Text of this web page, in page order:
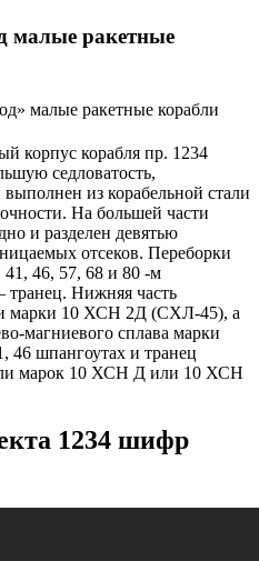
малые ракетные
корпус корабля пр. 1234
седловатость,
из корабельной стали
На большей части
и разделен девятью
отсеков. Переборки
46, 57, 68 и 80 -м
Нижняя часть
марки 10 ХСН 2Д (СХЛ-45), а
магниевого сплава марки
шпангоутах и транец
марок 10 ХСН Д или 10 ХСН
1234 шифр